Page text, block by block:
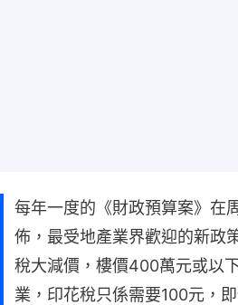
每年一度的《財政預算案》在
佈，最受地產業界歡迎的新政
稅大減價，樓價400萬元或以
業，印花稅只係需要100元，